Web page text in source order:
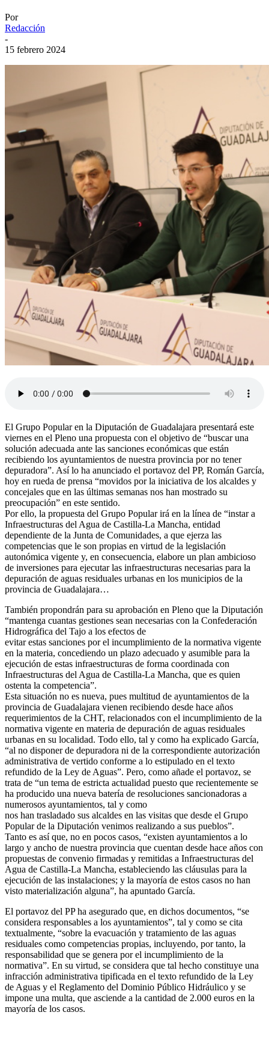
Por
Redacción
-
15 febrero 2024
El Grupo Popular en la Diputación de Guadalajara presentará este
viernes en el Pleno una propuesta con el objetivo de “buscar una
solución adecuada ante las sanciones económicas que están
recibiendo los ayuntamientos de nuestra provincia por no tener
depuradora”. Así lo ha anunciado el portavoz del PP, Román García,
hoy en rueda de prensa “movidos por la iniciativa de los alcaldes y
concejales que en las últimas semanas nos han mostrado su
preocupación” en este sentido.
Por ello, la propuesta del Grupo Popular irá en la línea de “instar a
Infraestructuras del Agua de Castilla-La Mancha, entidad
dependiente de la Junta de Comunidades, a que ejerza las
competencias que le son propias en virtud de la legislación
autonómica vigente y, en consecuencia, elabore un plan ambicioso
de inversiones para ejecutar las infraestructuras necesarias para la
depuración de aguas residuales urbanas en los municipios de la
provincia de Guadalajara…
También propondrán para su aprobación en Pleno que la Diputación
“mantenga cuantas gestiones sean necesarias con la Confederación
Hidrográfica del Tajo a los efectos de
evitar estas sanciones por el incumplimiento de la normativa vigente
en la materia, concediendo un plazo adecuado y asumible para la
ejecución de estas infraestructuras de forma coordinada con
Infraestructuras del Agua de Castilla-La Mancha, que es quien
ostenta la competencia”.
Esta situación no es nueva, pues multitud de ayuntamientos de la
provincia de Guadalajara vienen recibiendo desde hace años
requerimientos de la CHT, relacionados con el incumplimiento de la
normativa vigente en materia de depuración de aguas residuales
urbanas en su localidad. Todo ello, tal y como ha explicado García,
“al no disponer de depuradora ni de la correspondiente autorización
administrativa de vertido conforme a lo estipulado en el texto
refundido de la Ley de Aguas”. Pero, como añade el portavoz, se
trata de “un tema de estricta actualidad puesto que recientemente se
ha producido una nueva batería de resoluciones sancionadoras a
numerosos ayuntamientos, tal y como
nos han trasladado sus alcaldes en las visitas que desde el Grupo
Popular de la Diputación venimos realizando a sus pueblos”.
Tanto es así que, no en pocos casos, “existen ayuntamientos a lo
largo y ancho de nuestra provincia que cuentan desde hace años con
propuestas de convenio firmadas y remitidas a Infraestructuras del
Agua de Castilla-La Mancha, estableciendo las cláusulas para la
ejecución de las instalaciones; y la mayoría de estos casos no han
visto materialización alguna”, ha apuntado García.
El portavoz del PP ha asegurado que, en dichos documentos, “se
considera responsables a los ayuntamientos”, tal y como se cita
textualmente, “sobre la evacuación y tratamiento de las aguas
residuales como competencias propias, incluyendo, por tanto, la
responsabilidad que se genera por el incumplimiento de la
normativa”. En su virtud, se considera que tal hecho constituye una
infracción administrativa tipificada en el texto refundido de la Ley
de Aguas y el Reglamento del Dominio Público Hidráulico y se
impone una multa, que asciende a la cantidad de 2.000 euros en la
mayoría de los casos.